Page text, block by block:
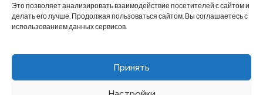
Это позволяет анализировать взаимодействие посетителей с сайтом и
делать его лучше. Продолжая пользоваться сайтом, Вы соглашаетесь с
использованием данных сервисов.
Принять
ОНЛАЙН-ЗАПИСЬ